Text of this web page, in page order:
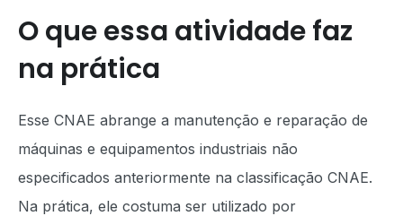
O que essa atividade faz
na prática
Esse CNAE abrange a manutenção e reparação de
máquinas e equipamentos industriais não
especificados anteriormente na classificação CNAE.
Na prática, ele costuma ser utilizado por